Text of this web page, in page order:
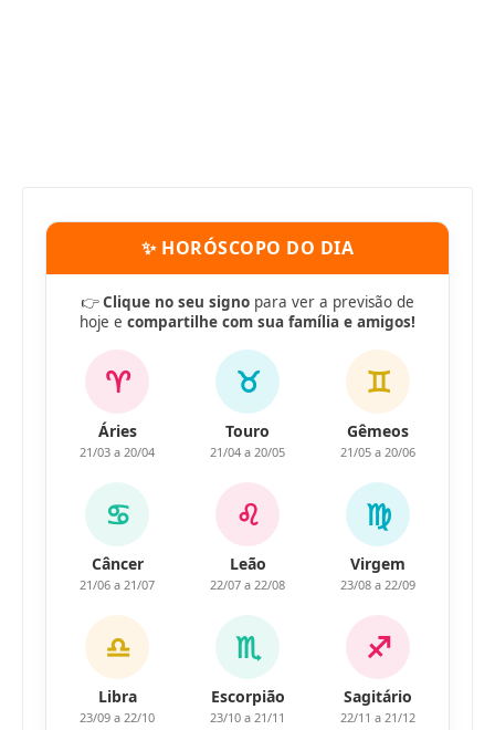
✨ HORÓSCOPO DO DIA
👉Clique no seu signo para ver a previsão de
hoje e compartilhe com sua família e amigos!
♈
Áries
21/03 a 20/04
♉
Touro
21/04 a 20/05
♊
Gêmeos
21/05 a 20/06
♋
Câncer
21/06 a 21/07
♌
Leão
22/07 a 22/08
♍
Virgem
23/08 a 22/09
♎
Libra
23/09 a 22/10
♏
Escorpião
23/10 a 21/11
♐
Sagitário
22/11 a 21/12